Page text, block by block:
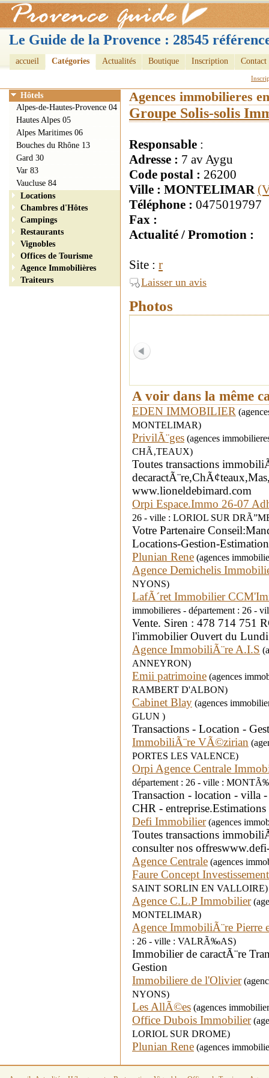
Le Guide de la Provence : 28545
accueil Catégories Actualités Boutique Inscription Contact
Agences immobilieres
Groupe Solis-solis
Responsable :
Adresse : 7 av Aygu
Code postal : 26200
Ville : MONTELIMAR
Téléphone : 0475019797
Fax :
Actualité / Promotion :
Site : r
Laisser un avis
Photos
A voir dans la même
EDEN IMMOBILIER
MONTELIMAR)
PrivilÃ¨ges (agences
CHÃ‚TEAUX)
Toutes transactions
www.lioneldebimard.com
Orpi Espace.Immo 26-07
26 - ville : LORIOL SUR
Votre Partenaire
Locations-Gestion-
Plunian Rene (agences
Agence Demichelis
NYONS)
LafÃ´ret Immobilier
immobilieres - département : 26 -
Vente. Siren : 478 714 751
l'immobilier Ouvert du Lundi
Agence ImmobiliÃ¨re A.I.S
ANNEYRON)
Emii patrimoine (agences
RAMBERT D'ALBON)
Cabinet Blay (agences
GLUN )
Transactions - Location -
ImmobiliÃ¨re VÃ©zirian
PORTES LES VALENCE)
Orpi Agence Centrale
département : 26 - ville :
Transaction - location -
CHR - entreprise.Estimations
Defi Immobilier(agences
Toutes transactions
consulter nos
Agence Centrale (agences
Faure Concept
SAINT SORLIN EN VALLOIRE)
Agence C.L.P Immobilier
MONTELIMAR)
Agence ImmobiliÃ¨re Pierre
: 26 - ville : VALRÃ‰AS)
Immobilier de caractÃ¨re
Gestion
Immobiliere de l'Olivier
NYONS)
Les AllÃ©es (agences
Office Dubois Immobilier
LORIOL SUR DROME)
Plunian Rene (agences
Hôtels
Alpes-de-Hautes-Provence 04
Hautes Alpes 05
Alpes Maritimes 06
Bouches du Rhône 13
Gard 30
Var 83
Vaucluse 84
Locations
Chambres d'Hôtes
Campings
Restaurants
Vignobles
Offices de Tourisme
Agence Immobilières
Traiteurs